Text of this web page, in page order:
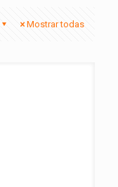
Mostrar todas